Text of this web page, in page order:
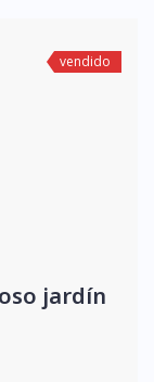
vendido
jardín